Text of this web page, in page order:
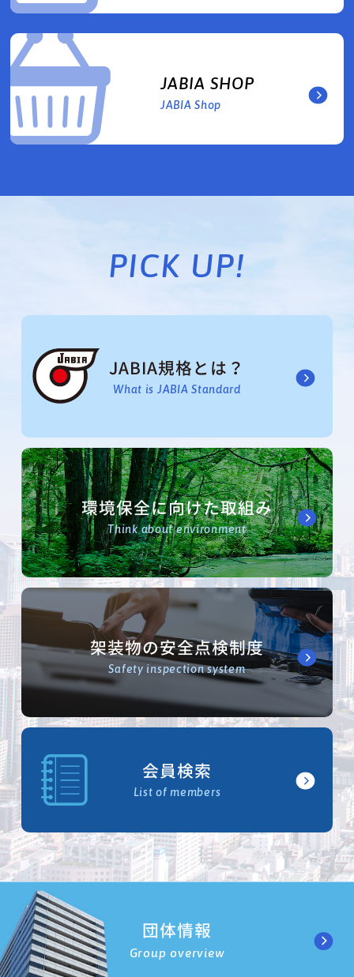
JABIA SHOP
JABIA Shop
PICK UP!
JABIA規格とは？
What is JABIA Standard
環境保全に向けた取組み
Think about environment
架装物の安全点検制度
Safety inspection system
会員検索
List of members
団体情報
Group overview